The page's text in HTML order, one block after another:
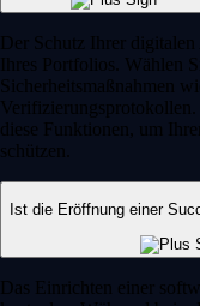
Der Schutz Ihrer
Ihres Portfolios. Wählen
Sicherheitsmaßnahmen
diese Funktionen, um
schützen.
Ist die Eröffnung einer
Das Einrichten einer